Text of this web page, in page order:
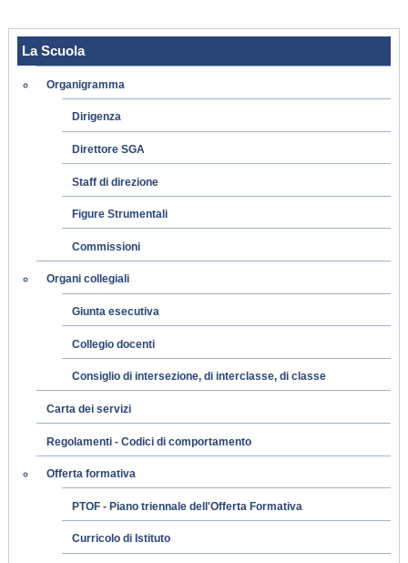
La Scuola
Organigramma
Dirigenza
Direttore SGA
Staff di direzione
Figure Strumentali
Commissioni
Organi collegiali
Giunta esecutiva
Collegio docenti
Consiglio di intersezione, di interclasse, di classe
Carta dei servizi
Regolamenti - Codici di comportamento
Offerta formativa
PTOF - Piano triennale dell'Offerta Formativa
Curricolo di Istituto